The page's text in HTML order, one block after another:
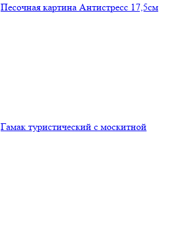
Песочная картина Антистресс 17,5см
Гамак туристический с москитной